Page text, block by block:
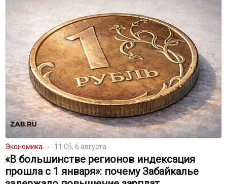
Экономика 11:05, 6 августа
«В большинстве регионов индексация
прошла с 1 января»: почему Забайкалье